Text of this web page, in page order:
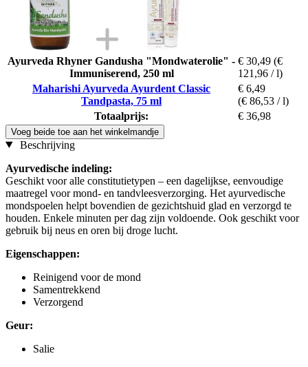
Ayurveda Rhyner Gandusha "Mondwaterolie" -
Immuniserend, 250 ml
€ 30,49 (€
121,96 / l)
Maharishi Ayurveda Ayurdent Classic
Tandpasta, 75 ml
€ 6,49
(€ 86,53 / l)
Totaalprijs:
€ 36,98
Voeg beide toe aan het winkelmandje
Beschrijving
Ayurvedische indeling:
Geschikt voor alle constitutietypen – een dagelijkse, eenvoudige
maatregel voor mond- en tandvleesverzorging. Het ayurvedische
mondspoelen helpt bovendien de gezichtshuid glad en verzorgd te
houden. Enkele minuten per dag zijn voldoende. Ook geschikt voor
gebruik bij neus en oren bij droge lucht.
Eigenschappen:
Reinigend voor de mond
Samentrekkend
Verzorgend
Geur:
Salie